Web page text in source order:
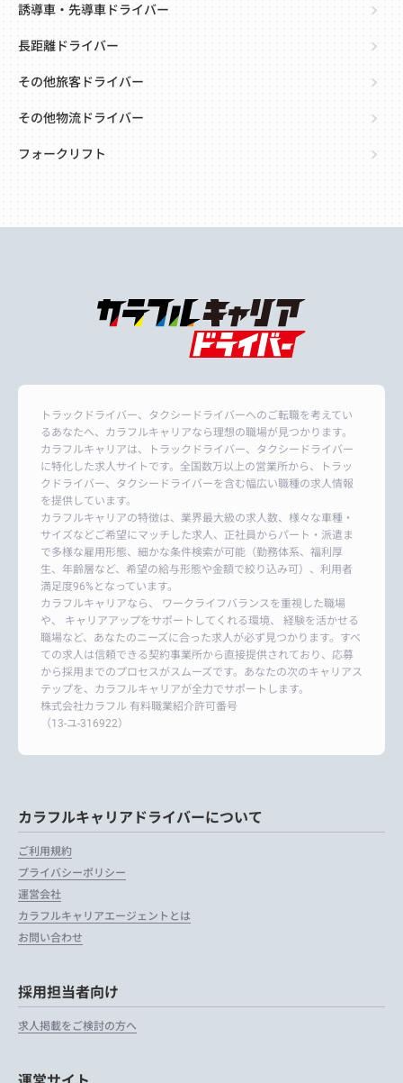
誘導車・先導車ドライバー
長距離ドライバー
その他旅客ドライバー
その他物流ドライバー
フォークリフト
トラックドライバー、タクシードライバーへのご転職を考えてい
るあなたへ、カラフルキャリアなら理想の職場が見つかります。
カラフルキャリアは、トラックドライバー、タクシードライバー
に特化した求人サイトです。全国数万以上の営業所から、トラッ
クドライバー、タクシードライバーを含む幅広い職種の求人情報
を提供しています。
カラフルキャリアの特徴は、業界最大級の求人数、様々な車種・
サイズなどご希望にマッチした求人、正社員からパート・派遣ま
で多様な雇用形態、細かな条件検索が可能（勤務体系、福利厚
生、年齢層など、希望の給与形態や金額で絞り込み可）、利用者
満足度96%となっています。
カラフルキャリアなら、 ワークライフバランスを重視した職場
や、 キャリアアップをサポートしてくれる環境、 経験を活かせる
職場など、あなたのニーズに合った求人が必ず見つかります。すべ
ての求人は信頼できる契約事業所から直接提供されており、応募
から採用までのプロセスがスムーズです。あなたの次のキャリアス
テップを、カラフルキャリアが全力でサポートします。
株式会社カラフル 有料職業紹介許可番号
（13-ユ-316922）
カラフルキャリアドライバーについて
ご利用規約
プライバシーポリシー
運営会社
カラフルキャリアエージェントとは
お問い合わせ
採用担当者向け
求人掲載をご検討の方へ